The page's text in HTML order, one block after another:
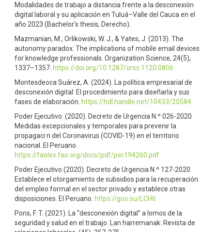
Modalidades de trabajo a distancia frente a la desconexión
digital laboral y su aplicación en Tuluá–Valle del Cauca en el
año 2023 (Bachelor's thesis, Derecho).
Mazmanian, M., Orlikowski, W. J., & Yates, J. (2013). The
autonomy paradox: The implications of mobile email devices
for knowledge professionals. Organization Science, 24(5),
1337–1357. https://doi.org/10.1287/orsc.1120.0806
Montesdeoca Suárez, A. (2024). La política empresarial de
desconexión digital: El procedimiento para diseñarla y sus
fases de elaboración. https://hdl.handle.net/10433/20584
Poder Ejecutivo. (2020). Decreto de Urgencia N.º 026-2020
Medidas excepcionales y temporales para prevenir la
propagaci n del Coronavirus (COVID-19) en el territorio
nacional. El Peruano.
https://faolex.fao.org/docs/pdf/per194260.pdf
Poder Ejecutivo (2020). Decreto de Urgencia N.º 127-2020
Establece el otorgamiento de subsidios para la recuperación
del empleo formal en el sector privado y establece otras
disposiciones. El Peruano. https://goo.su/LCH6
Pons, F. T. (2021). La “desconexión digital” a lomos de la
seguridad y salud en el trabajo. Lan harremanak: Revista de